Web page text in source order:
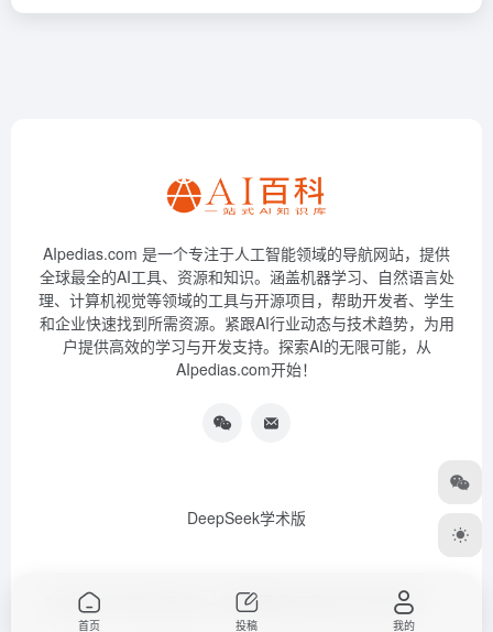
AIpedias.com 是一个专注于人工智能领域的导航网站，提供
全球最全的AI工具、资源和知识。涵盖机器学习、自然语言处
理、计算机视觉等领域的工具与开源项目，帮助开发者、学生
和企业快速找到所需资源。紧跟AI行业动态与技术趋势，为用
户提供高效的学习与开发支持。探索AI的无限可能，从
AIpedias.com开始！
DeepSeek学术版
Copyright © 2026 AIPedias｜AI导航网 浙ICP备2023026385号-3
首页 投稿 我的